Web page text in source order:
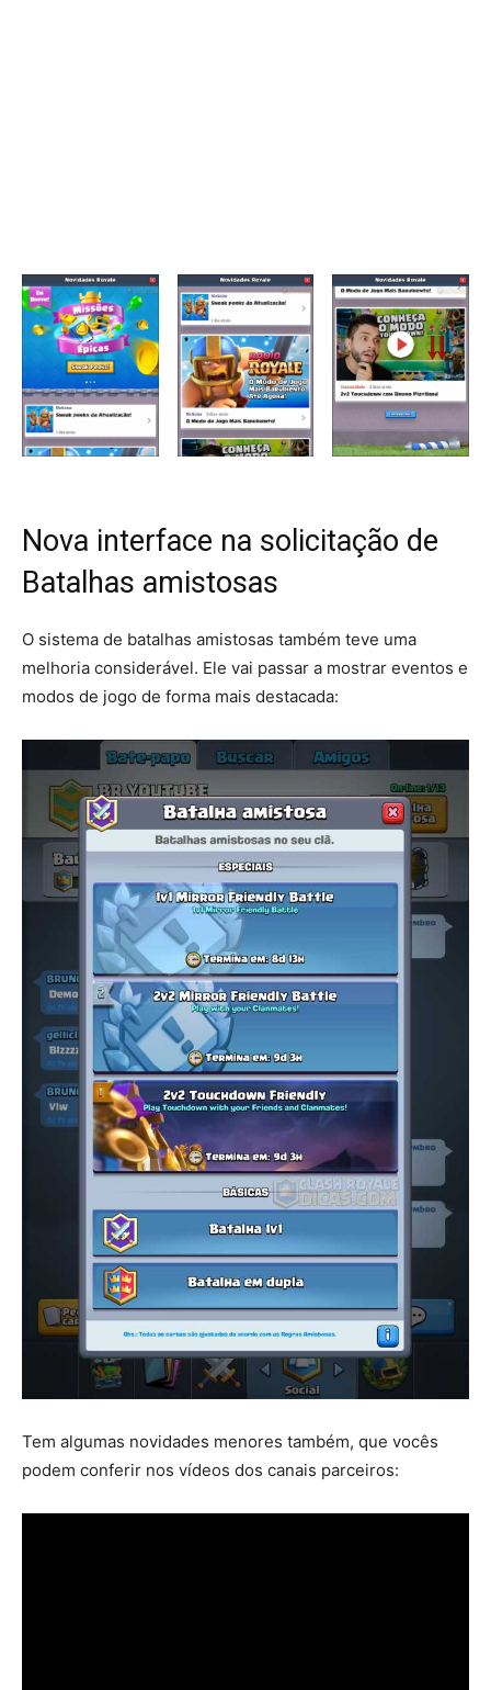
Nova interface na solicitação de
Batalhas amistosas
O sistema de batalhas amistosas também teve uma
melhoria considerável. Ele vai passar a mostrar eventos e
modos de jogo de forma mais destacada:
Tem algumas novidades menores também, que vocês
podem conferir nos vídeos dos canais parceiros: